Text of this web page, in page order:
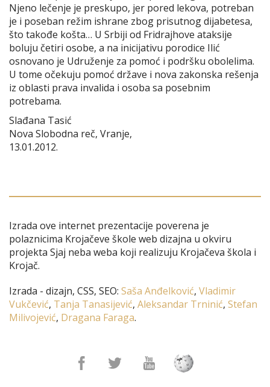
Njeno lečenje je preskupo, jer pored lekova, potreban
je i poseban režim ishrane zbog prisutnog dijabetesa,
što takođe košta… U Srbiji od Fridrajhove ataksije
boluju četiri osobe, a na inicijativu porodice Ilić
osnovano je Udruženje za pomoć i podršku obolelima.
U tome očekuju pomoć države i nova zakonska rešenja
iz oblasti prava invalida i osoba sa posebnim
potrebama.
Slađana Tasić
Nova Slobodna reč, Vranje,
13.01.2012.
Izrada ove internet prezentacije poverena je
polaznicima Krojačeve škole web dizajna u okviru
projekta Sjaj neba weba koji realizuju Krojačeva škola i
Krojač.
Izrada - dizajn, CSS, SEO: Saša Anđelković, Vladimir
Vukčević, Tanja Tanasijević, Aleksandar Trninić, Stefan
Milivojević, Dragana Faraga.